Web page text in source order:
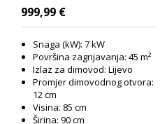
999,99 €
Snaga (kW): 7 kW
Površina zagrijavanja: 45 m²
Izlaz za dimovod: Lijevo
Promjer dimovodnog otvora:
12 cm
Visina: 85 cm
Širina: 90 cm